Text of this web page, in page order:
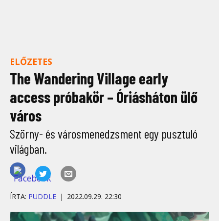
ELŐZETES
The Wandering Village early
access próbakör – Óriásháton ülő
város
Szörny- és városmenedzsment egy pusztuló
világban.
ÍRTA: PUDDLE 2022.09.29. 22:30